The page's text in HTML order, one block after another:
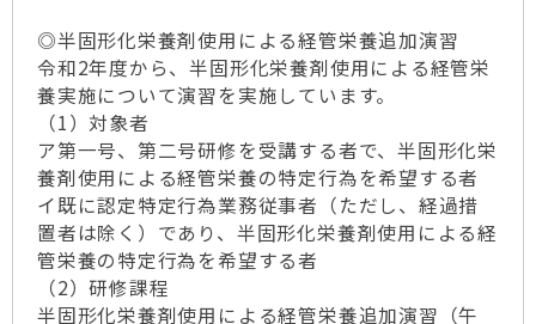
◎半固形化栄養剤使用による経管栄養追加演習
令和2年度から、半固形化栄養剤使用による経管栄
養実施について演習を実施しています。
（1）対象者
ア第一号、第二号研修を受講する者で、半固形化栄
養剤使用による経管栄養の特定行為を希望する者
イ既に認定特定行為業務従事者（ただし、経過措
置者は除く）であり、半固形化栄養剤使用による経
管栄養の特定行為を希望する者
（2）研修課程
半固形化栄養剤使用による経管栄養追加演習（午